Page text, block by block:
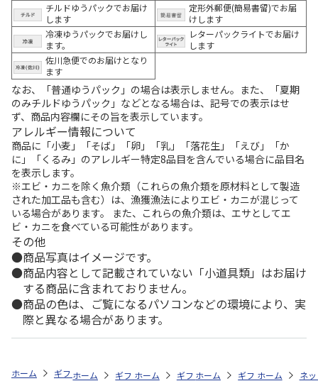
チルドゆうパックでお届け
します
定形外郵便(簡易書留)でお届
けします
冷凍ゆうパックでお届けし
ます。
レターパックライトでお届け
します
佐川急便でのお届けとなり
ます
なお、「普通ゆうパック」の場合は表示しません。また、「夏期
のみチルドゆうパック」などとなる場合は、記号での表示はせ
ず、商品内容欄にその旨を表示しています。
アレルギー情報について
商品に「小麦」「そば」「卵」「乳」「落花生」「えび」「か
に」「くるみ」のアレルギー特定8品目を含んでいる場合に品目名
を表示します。
※エビ・カニを除く魚介類（これらの魚介類を原材料として製造
された加工品も含む）は、漁獲漁法によりエビ・カニが混じって
いる場合があります。 また、これらの魚介類は、エサとしてエ
ビ・カニを食べている可能性があります。
その他
商品写真はイメージです。
商品内容として記載されていない「小道具類」はお届け
する商品に含まれておりません。
商品の色は、ご覧になるパソコンなどの環境により、実
際と異なる場合があります。
ホーム ギフト通販 内祝い・お返し 新築・引越し内祝い マグロ
ホーム ギフト通販 内祝い・お返し 新築・引越し内
ホーム ギフト通販 商品ジャンル マ
ホーム ギフト通販 商
ホーム ネ